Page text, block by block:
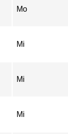
Mo
Mi
Mi
Mi